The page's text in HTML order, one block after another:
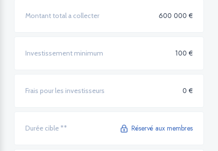
Montant total a collecter 600 000 €
Investissement minimum 100 €
Frais pour les investisseurs 0 €
Durée cible ** Réservé aux membres